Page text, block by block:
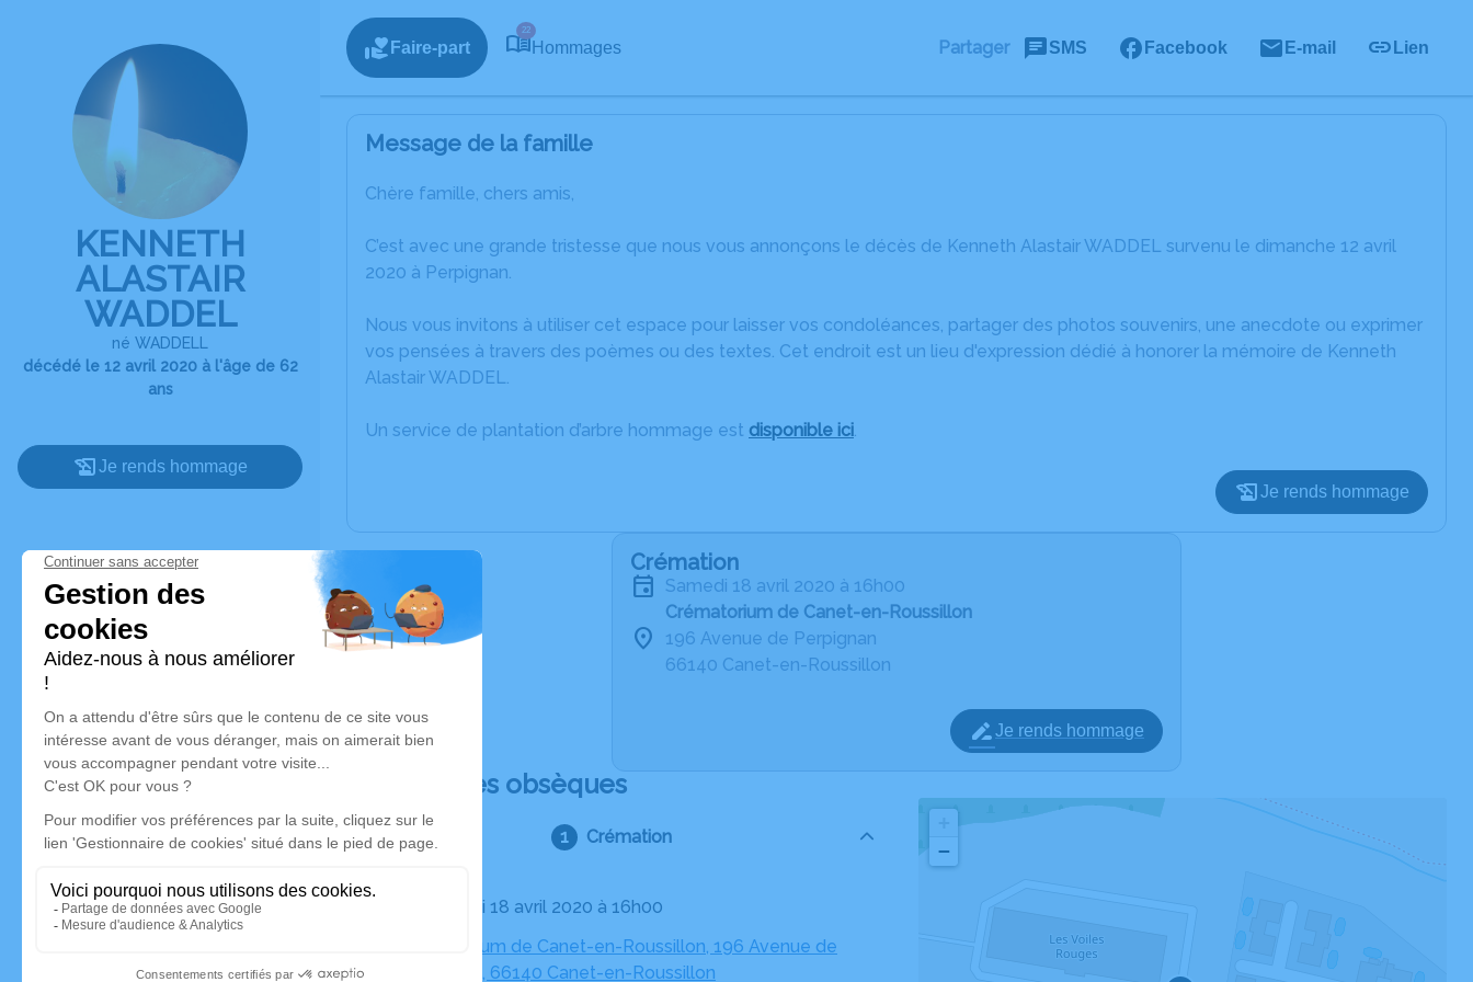
KENNETH
ALASTAIR
WADDEL
né WADDELL
décédé le 12 avril 2020 à l'âge de 62
ans
Je rends hommage
Faire-part
22
Hommages Partager SMS Facebook E-mail Lien
Message de la famille
Chère famille, chers amis,
C’est avec une grande tristesse que nous vous annonçons le décès de Kenneth Alastair WADDEL survenu le dimanche 12 avril
2020 à Perpignan.
Nous vous invitons à utiliser cet espace pour laisser vos condoléances, partager des photos souvenirs, une anecdote ou exprimer
vos pensées à travers des poèmes ou des textes. Cet endroit est un lieu d'expression dédié à honorer la mémoire de Kenneth
Alastair WADDEL.
Un service de plantation d’arbre hommage est disponible ici.
Je rends hommage
Crémation
samedi 18 avril 2020 à 16h00
Crématorium de Canet-en-Roussillon
196 Avenue de Perpignan
66140 Canet-en-Roussillon
Je rends hommage
Déroulé des obsèques
Crémation
Le samedi 18 avril 2020 à 16h00
Crématorium de Canet-en-Roussillon, 196 Avenue de
Perpignan, 66140 Canet-en-Roussillon
−